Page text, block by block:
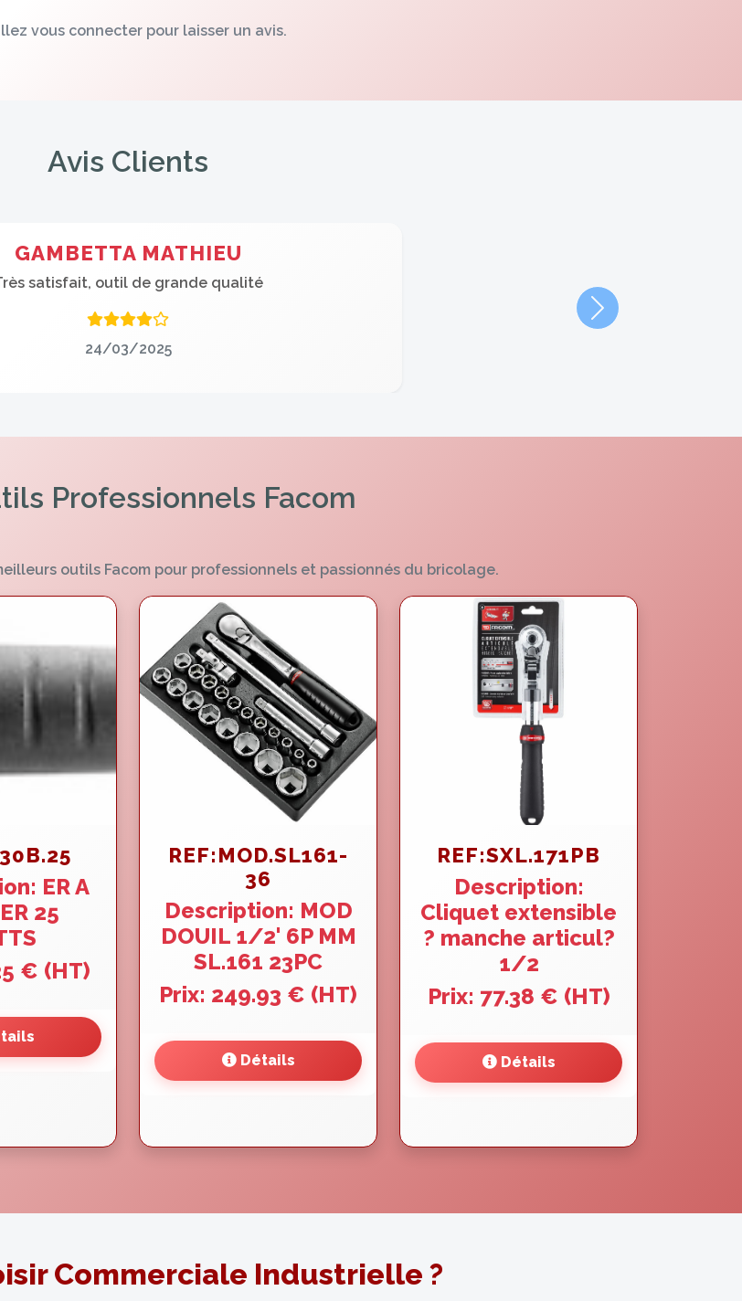
vous connecter pour laisser un avis.
Avis Clients
GAMBETTA MATHIEU
satisfait, outil de grande qualité
24/03/2025
Suivant
Professionnels Facom
outils Facom pour professionnels et passionnés du bricolage.
ER A
25
€ (HT)
REF:MOD.SL161-
36
Description: MOD
DOUIL 1/2' 6P MM
SL.161 23PC
Prix: 249.93 € (HT)
Détails
REF:SXL.171PB
Description:
Cliquet extensible
? manche articul?
1/2
Prix: 77.38 € (HT)
Détails
Commerciale Industrielle ?